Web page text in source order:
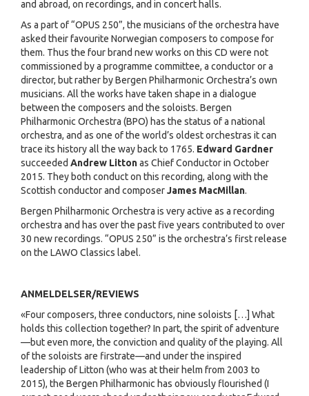
and abroad, on recordings, and in concert halls.
As a part of “OPUS 250”, the musicians of the orchestra have
asked their favourite Norwegian composers to compose for
them. Thus the four brand new works on this CD were not
commissioned by a programme committee, a conductor or a
director, but rather by Bergen Philharmonic Orchestra’s own
musicians. All the works have taken shape in a dialogue
between the composers and the soloists. Bergen
Philharmonic Orchestra (BPO) has the status of a national
orchestra, and as one of the world’s oldest orchestras it can
trace its history all the way back to 1765. Edward Gardner
succeeded Andrew Littonas Chief Conductor in October
2015. They both conduct on this recording, along with the
Scottish conductor and composerJames MacMillan.
Bergen Philharmonic Orchestra is very active as a recording
orchestra and has over the past five years contributed to over
30 new recordings. “OPUS 250” is the orchestra’s first release
on the LAWO Classics label.
ANMELDELSER/REVIEWS
«Four composers, three conductors, nine soloists […] What
holds this collection together? In part, the spirit of adventure
—but even more, the conviction and quality of the playing. All
of the soloists are firstrate—and under the inspired
leadership of Litton (who was at their helm from 2003 to
2015), the Bergen Philharmonic has obviously flourished (I